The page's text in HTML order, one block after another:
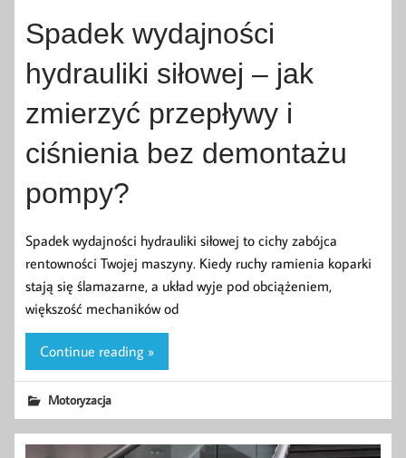
Spadek wydajności
hydrauliki siłowej – jak
zmierzyć przepływy i
ciśnienia bez demontażu
pompy?
Spadek wydajności hydrauliki siłowej to cichy zabójca
rentowności Twojej maszyny. Kiedy ruchy ramienia koparki
stają się ślamazarne, a układ wyje pod obciążeniem,
większość mechaników od
Continue reading »
Motoryzacja